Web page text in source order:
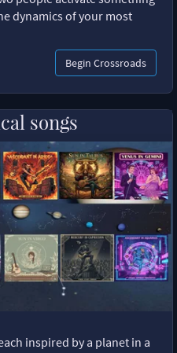
dynamics of your most
Begin Crossroads
songs
inspired by a planet in a